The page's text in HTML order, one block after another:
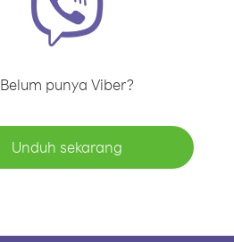
Belum punya Viber?
Unduh sekarang